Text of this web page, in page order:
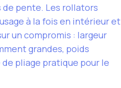
pente. Les rollators
à la fois en intérieur et
un compromis : largeur
grandes, poids
pliage pratique pour le